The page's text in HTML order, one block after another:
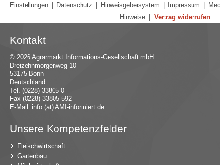
Einstellungen
Datenschutz Hinweisgebersystem Impressum
Hinweise
Vertrag widerrufen
Kontakt
© 2026 Agrarmarkt Informations-Gesellschaft mbH
Dreizehnmorgenweg 10
53175 Bonn
Deutschland
Tel. (0228) 33805-0
Fax (0228) 33805-592
E-Mail: info (at) AMI-informiert.de
Unsere Kompetenzfelder
Fleischwirtschaft
Gartenbau